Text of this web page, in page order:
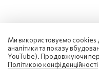
Ми використовуємо cookies
аналітики та показу
YouTube). Продовжуючи
Політикою конфіденційності